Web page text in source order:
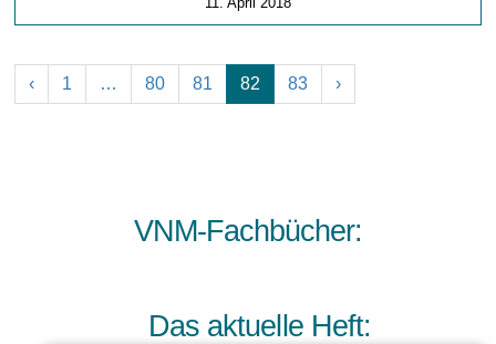
‹ 1 … 80 81 82 83 ›
VNM-Fachbücher:
Das aktuelle Heft: